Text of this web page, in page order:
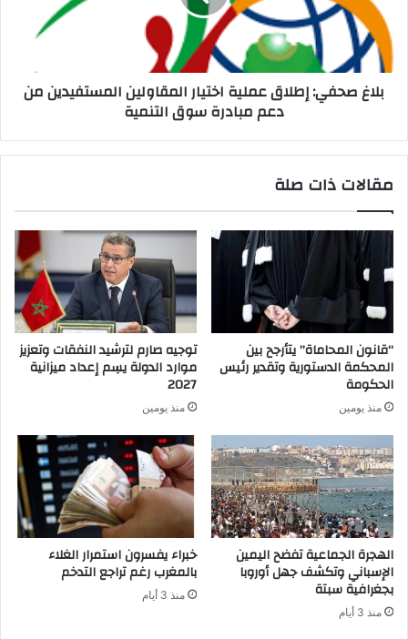
بلاغ صحفي: إطلاق عملية اختيار المقاولين المستفيدين من
دعم مبادرة سوق التنمية
مقالات ذات صلة
“قانون المحاماة” يتأرجح بين
المحكمة الدستورية وتقدير رئيس
الحكومة
منذ يومين
توجيه صارم لترشيد النفقات وتعزيز
موارد الدولة يسِم إعداد ميزانية
2027
منذ يومين
الهجرة الجماعية تفضح اليمين
الإسباني وتكشف جهل أوروبا
بجغرافية سبتة
منذ 3 أيام
خبراء يفسرون استمرار الغلاء
بالمغرب رغم تراجع التدخم
منذ 3 أيام